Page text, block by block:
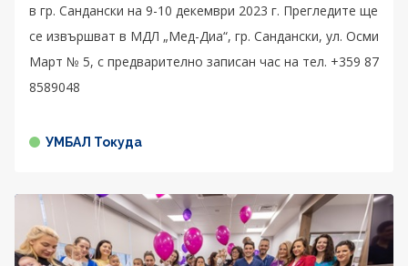
в гр. Сандански на 9-10 декември 2023 г. Прегледите ще
се извършват в МДЛ „Мед-Диа“, гр. Сандански, ул. Осми
Март № 5, с предварително записан час на тел. +359 87
8589048
УМБАЛ Токуда